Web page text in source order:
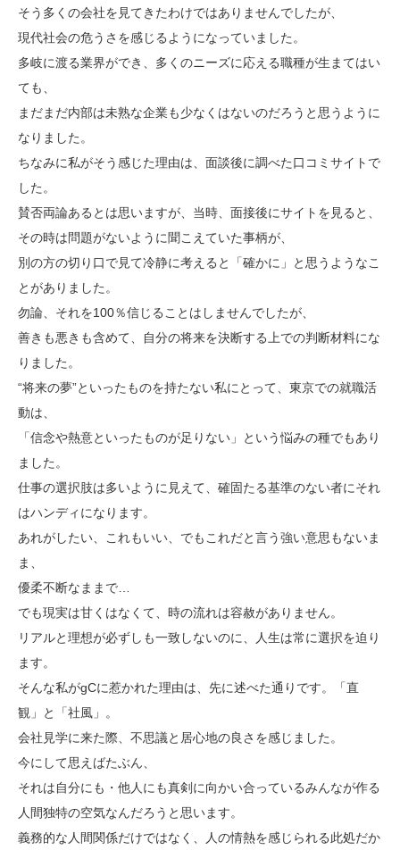
そう多くの会社を見てきたわけではありませんでしたが、
現代社会の危うさを感じるようになっていました。
多岐に渡る業界ができ、多くのニーズに応える職種が生まてはい
ても、
まだまだ内部は未熟な企業も少なくはないのだろうと思うように
なりました。
ちなみに私がそう感じた理由は、面談後に調べた口コミサイトで
した。
賛否両論あるとは思いますが、当時、面接後にサイトを見ると、
その時は問題がないように聞こえていた事柄が、
別の方の切り口で見て冷静に考えると「確かに」と思うようなこ
とがありました。
勿論、それを100％信じることはしませんでしたが、
善きも悪きも含めて、自分の将来を決断する上での判断材料にな
りました。
“将来の夢”といったものを持たない私にとって、東京での就職活
動は、
「信念や熱意といったものが足りない」という悩みの種でもあり
ました。
仕事の選択肢は多いように見えて、確固たる基準のない者にそれ
はハンディになります。
あれがしたい、これもいい、でもこれだと言う強い意思もないま
ま、
優柔不断なままで…
でも現実は甘くはなくて、時の流れは容赦がありません。
リアルと理想が必ずしも一致しないのに、人生は常に選択を迫り
ます。
そんな私がgCに惹かれた理由は、先に述べた通りです。「直
観」と「社風」。
会社見学に来た際、不思議と居心地の良さを感じました。
今にして思えばたぶん、
それは自分にも・他人にも真剣に向かい合っているみんなが作る
人間独特の空気なんだろうと思います。
義務的な人間関係だけではなく、人の情熱を感じられる此処だか